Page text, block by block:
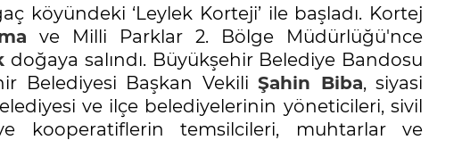
köyündeki ‘Leylek Korteji’ ile başladı. Kortej
ve Milli Parklar 2. Bölge Müdürlüğü'nce
doğaya salındı. Büyükşehir Belediye Bandosu
Belediyesi Başkan VekiliŞahin Biba, siyasi
ve ilçe belediyelerinin yöneticileri, sivil
kooperatiflerin temsilcileri, muhtarlar ve